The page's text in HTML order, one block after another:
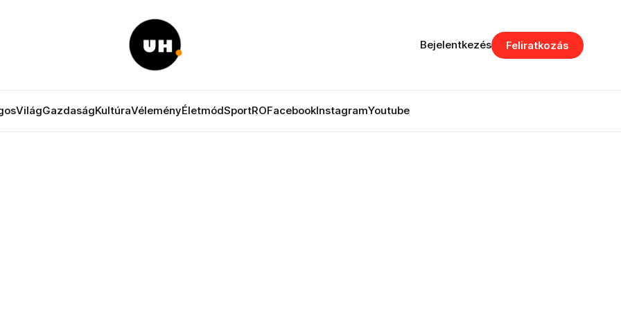
VilágGazdaságKultúraVéleményÉletmódSportROFacebookInstagramYoutube
Bejelentkezés Feliratkozás